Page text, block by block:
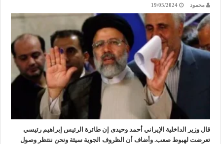
محمود 19/05/2024
قال وزير الداخلية الإيراني أحمد وحيدى إن طائرة الرئيس إبراهيم رئيسي
تعرضت لهبوط صعب. وأضاف أن الظروف الجوية سيئة ونحن ننتظر وصول